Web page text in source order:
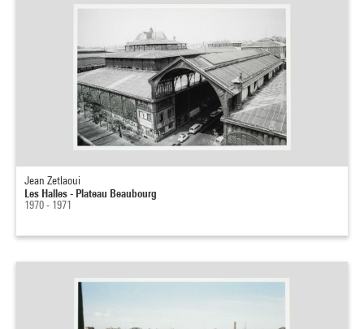
Jean Zetlaoui
Les Halles - Plateau Beaubourg
1970 - 1971